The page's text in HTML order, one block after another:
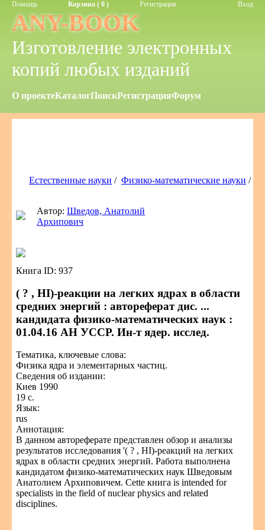
Помощь Корзина ( 0 ) Регистрация Вход
ANY-BOOK
Изготовление электронных
копий любых изданий
О проектеКаталогПоискРегистрацияФорум
Естественные науки / Физико-математические науки /
Автор:Шведов, Анатолий
Архипович
Книга ID: 937
( ? , HI)-реакции на легких ядрах в области
средних энергий : автореферат дис. ...
кандидата физико-математических наук :
01.04.16 АН УССР. Ин-т ядер. исслед.
Тематика, ключевые слова:
Физика ядра и элементарных частиц.
Сведения об издании:
Киев 1990
19 с.
Язык:
rus
Аннотация:
В данном автореферате представлен обзор и анализы
результатов исследования '( ? , HI)-реакций на легких
ядрах в области средних энергий. Работа выполнена
кандидатом физико-математических наук Шведовым
Анатолием Архиповичем. Cette книга is intended for
specialists in the field of nuclear physics and related
disciplines.